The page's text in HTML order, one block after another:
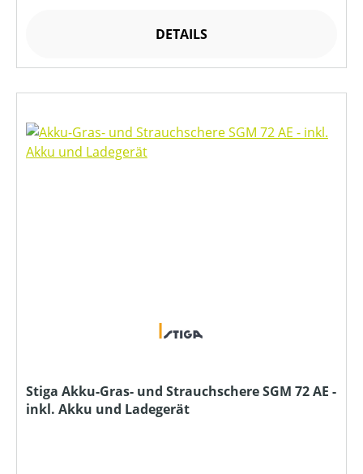
DETAILS
Stiga Akku-Gras- und Strauchschere SGM 72 AE -
inkl. Akku und Ladegerät